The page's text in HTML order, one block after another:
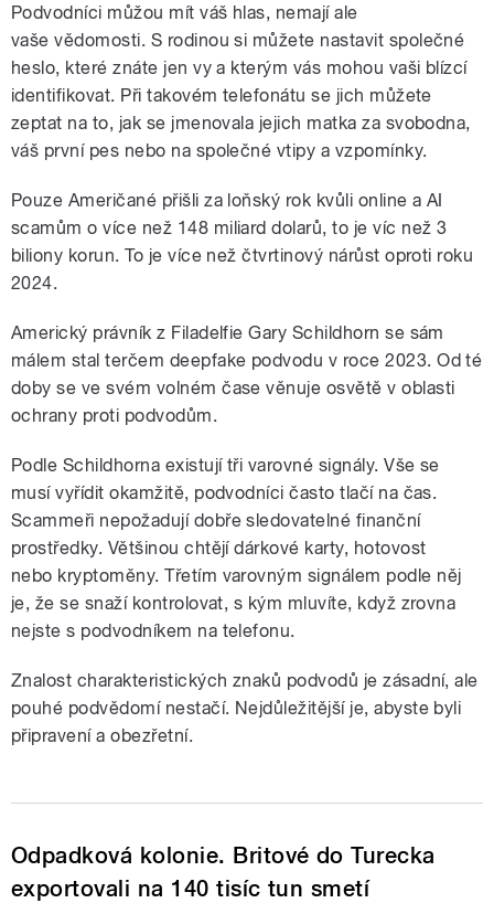
Podvodníci můžou mít váš hlas, nemají ale
vaše vědomosti. S rodinou si můžete nastavit společné
heslo, které znáte jen vy a kterým vás mohou vaši blízcí
identifikovat. Při takovém telefonátu se jich můžete
zeptat na to, jak se jmenovala jejich matka za svobodna,
váš první pes nebo na společné vtipy a vzpomínky.
Pouze Američané přišli za loňský rok kvůli online a AI
scamům o více než 148 miliard dolarů, to je víc než 3
biliony korun. To je více než čtvrtinový nárůst oproti roku
2024.
Americký právník z Filadelfie Gary Schildhorn se sám
málem stal terčem deepfake podvodu v roce 2023. Od té
doby se ve svém volném čase věnuje osvětě v oblasti
ochrany proti podvodům.
Podle Schildhorna existují tři varovné signály. Vše se
musí vyřídit okamžitě, podvodníci často tlačí na čas.
Scammeři nepožadují dobře sledovatelné finanční
prostředky. Většinou chtějí dárkové karty, hotovost
nebo kryptoměny. Třetím varovným signálem podle něj
je, že se snaží kontrolovat, s kým mluvíte, když zrovna
nejste s podvodníkem na telefonu.
Znalost charakteristických znaků podvodů je zásadní, ale
pouhé podvědomí nestačí. Nejdůležitější je, abyste byli
připravení a obezřetní.
Odpadková kolonie. Britové do Turecka
exportovali na 140 tisíc tun smetí